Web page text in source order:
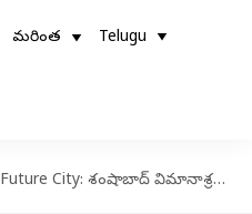
మరింత Telugu
Future City: శంషాబాద్ విమానాశ్రయం నుండి ఫోర్త్‌ సిటీకి మెట్రో రైలు